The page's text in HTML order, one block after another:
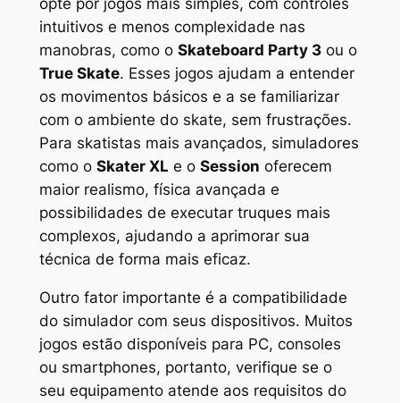
opte por jogos mais simples, com controles
intuitivos e menos complexidade nas
manobras, como o Skateboard Party 3ou o
True Skate. Esses jogos ajudam a entender
os movimentos básicos e a se familiarizar
com o ambiente do skate, sem frustrações.
Para skatistas mais avançados, simuladores
como o Skater XL e o Session oferecem
maior realismo, física avançada e
possibilidades de executar truques mais
complexos, ajudando a aprimorar sua
técnica de forma mais eficaz.
Outro fator importante é a compatibilidade
do simulador com seus dispositivos. Muitos
jogos estão disponíveis para PC, consoles
ou smartphones, portanto, verifique se o
seu equipamento atende aos requisitos do